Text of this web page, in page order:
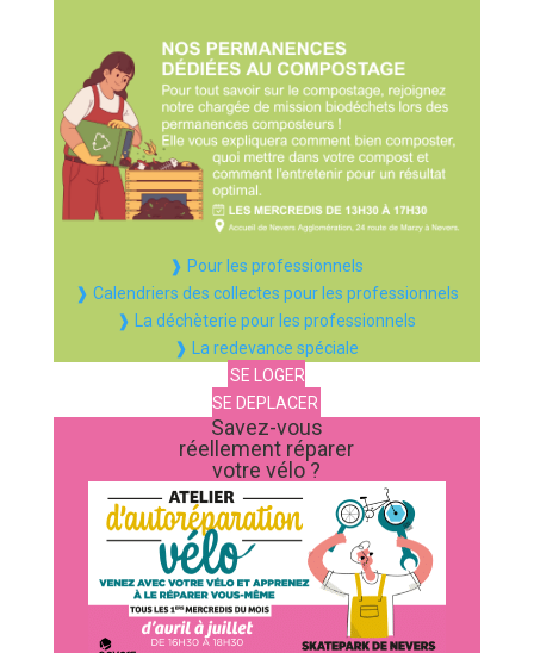
❱ Pour les professionnels
❱ Calendriers des collectes pour les professionnels
❱ La déchèterie pour les professionnels
❱ La redevance spéciale
SE LOGER
SE DEPLACER
Savez-vous
réellement réparer
votre vélo ?